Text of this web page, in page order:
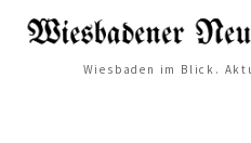
Wiesbaden im Blick.